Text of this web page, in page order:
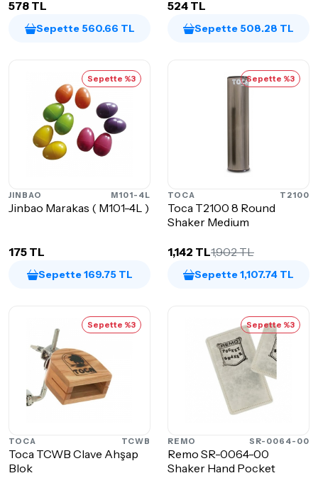
578 TL
Sepette 560.66 TL
524 TL
Sepette 508.28 TL
Sepette %3
JINBAO M101-4L
Jinbao Marakas ( M101-4L )
175 TL
Sepette 169.75 TL
Sepette %3
TOCA T2100
Toca T2100 8 Round
Shaker Medium
1,142 TL1,902 TL
Sepette 1,107.74 TL
Sepette %3
TOCA TCWB
Toca TCWB Clave Ahşap
Blok
Sepette %3
REMO SR-0064-00
Remo SR-0064-00
Shaker Hand Pocket